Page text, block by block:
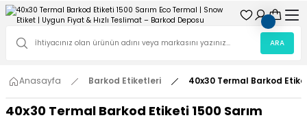
ARA
Anasayfa Barkod Etiketleri 40x30 Termal Barkod
40x30 Termal Barkod Etiketi 1500 Sarım